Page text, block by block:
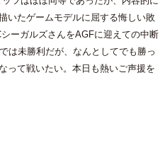
いたゲームモデルに屈する悔しい敗
ーガルズさんをAGFに迎えての中断
は未勝利だが、なんとしてでも勝っ
って戦いたい。本日も熱いご声援を